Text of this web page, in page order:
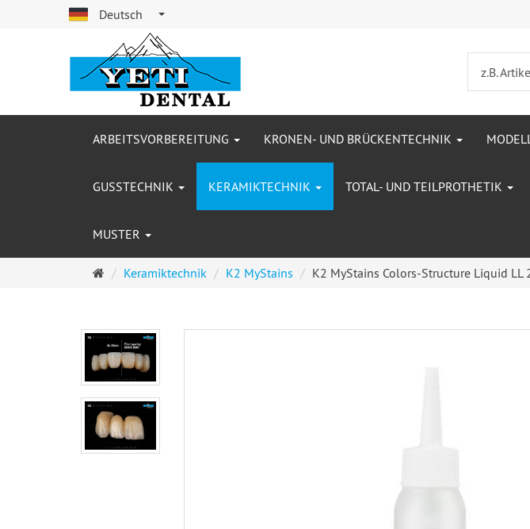
Deutsch
ARBEITSVORBEREITUNG KRONEN- UND BRÜCKENTECHNIK
GUSSTECHNIK KERAMIKTECHNIK TOTAL- UND TEILPROTHETIK
MUSTER
Startseite
Keramiktechnik K2 MyStains K2 MyStains Colors-Structure Liquid LL